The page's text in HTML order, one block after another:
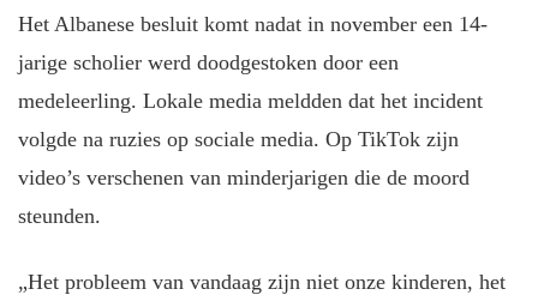
Het Albanese besluit komt nadat in november een 14-
jarige scholier werd doodgestoken door een
medeleerling. Lokale media meldden dat het incident
volgde na ruzies op sociale media. Op TikTok zijn
video’s verschenen van minderjarigen die de moord
steunden.
„Het probleem van vandaag zijn niet onze kinderen, het